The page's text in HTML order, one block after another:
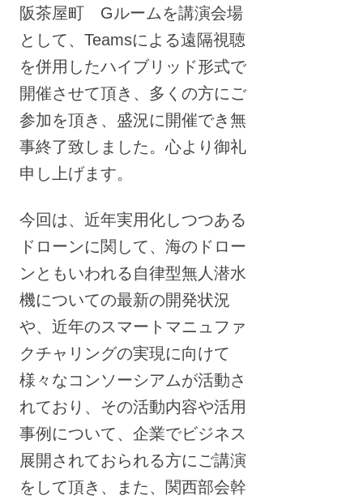
シ
ョ
ン
阪茶屋町 Gルームを講演会場
として、Teamsによる遠隔視聴
を併用したハイブリッド形式で
開催させて頂き、多くの方にご
参加を頂き、盛況に開催でき無
事終了致しました。心より御礼
申し上げます。
今回は、近年実用化しつつある
ドローンに関して、海のドロー
ンともいわれる自律型無人潜水
機についての最新の開発状況
や、近年のスマートマニュファ
クチャリングの実現に向けて
様々なコンソーシアムが活動さ
れており、その活動内容や活用
事例について、企業でビジネス
展開されておられる方にご講演
をして頂き、また、関西部会幹